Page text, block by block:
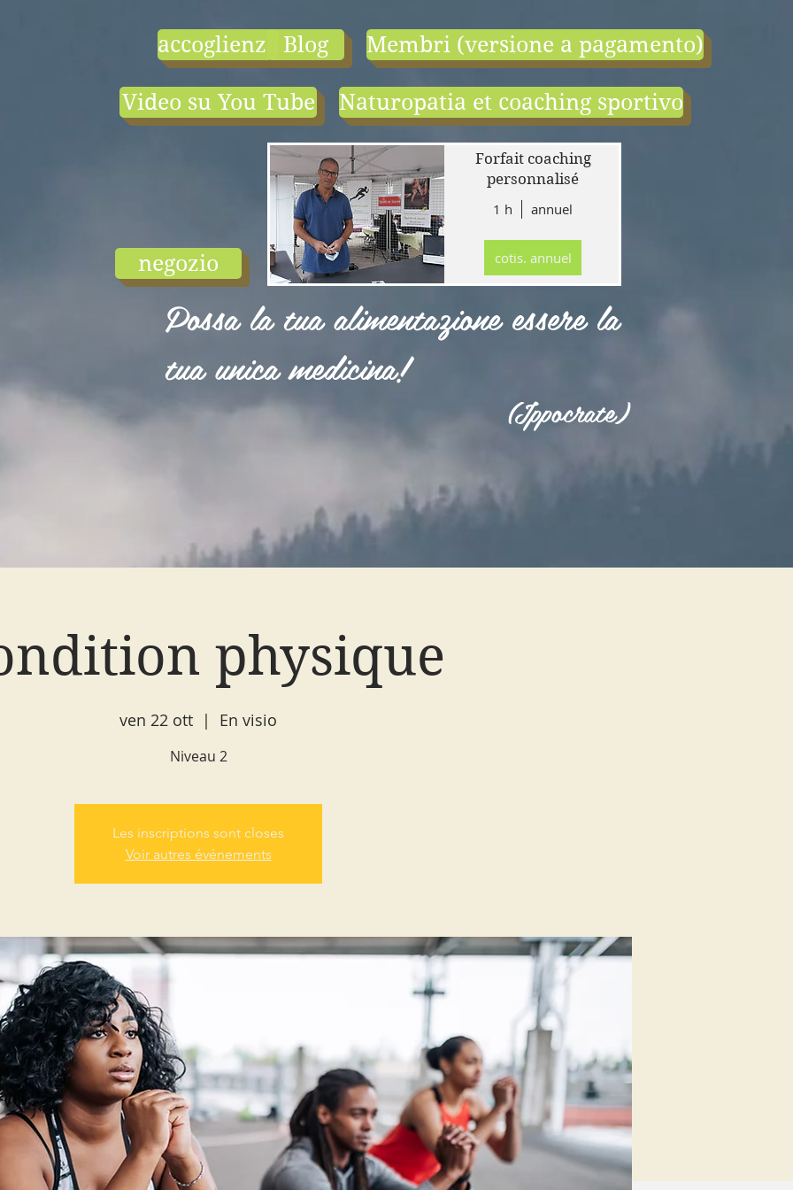
accoglienza Blog Membri (versione a pagamento)
Video su You Tube Naturopatia et coaching sportivo
negozio
- le tarif comprend:
1) une visio-
conférence par
mois en salle ou en
ligne.
2) 1 cours en
groupe de condition
physique en ligne
ou en salle par
semaine (sauf juillet
et ...
Forfait coaching
personnalisé
1 h
annuel
cotis. annuel
Possa la tua alimentazione essere la
tua unica medicina!
(Ippocrate)
physique
ven 22 ott
  |
En visio
Niveau 2
Les inscriptions sont closes
Voir autres événements